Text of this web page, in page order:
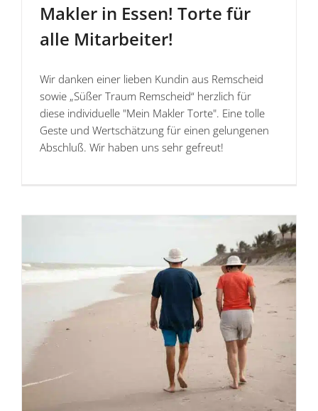
Makler in Essen! Torte für
alle Mitarbeiter!
Wir danken einer lieben Kundin aus Remscheid
sowie „Süßer Traum Remscheid“ herzlich für
diese individuelle "Mein Makler Torte". Eine tolle
Geste und Wertschätzung für einen gelungenen
Abschluß. Wir haben uns sehr gefreut!